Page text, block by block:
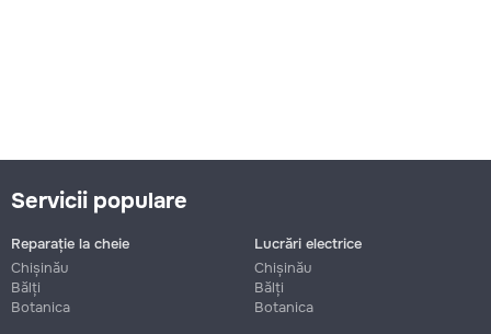
Servicii populare
Reparație la cheie
Chișinău
Bălți
Botanica
Lucrări electrice
Chișinău
Bălți
Botanica